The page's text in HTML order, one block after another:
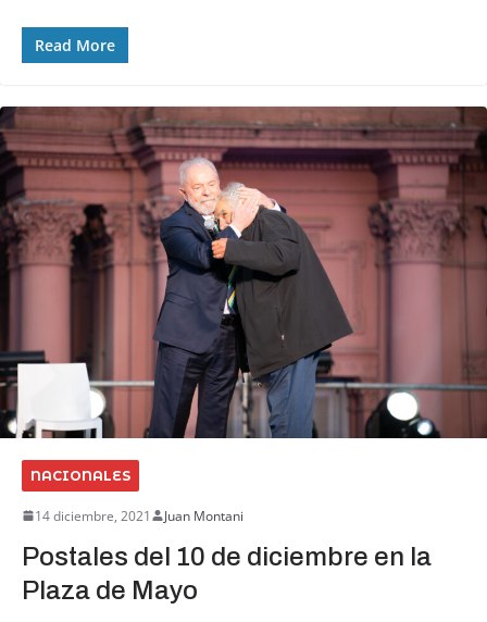
Read More
NACIONALES
14 diciembre, 2021 Juan Montani
Postales del 10 de diciembre en la
Plaza de Mayo